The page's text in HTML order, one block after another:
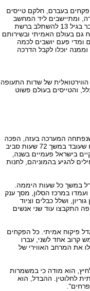
ופקחים בעברם, חלקם טייסים
ומתיישבים ליד המחשב
למשמרת פיקוח וירטואלית. חלק מהחברים מתחיל כבר בגיל 13 להשתלב ברשת
גם בעולם האמיתי ובשירותם
ומדי פעם יושבים לכמה
יוכלו לקבל הדרכה
של שדות התעופה
והטייסים בעולם פשוט
המערכה בעזה, הפכה
דירה צנועה ביישוב אזור הסמוך לחולון - למגדל פיקוח שעובד במשך 72 שעות סביב
בישראל פעמיים בשנה,
להגיע בהמוניהם, לחנות
במשך כל שעות היממה.
במרכז הסלון, מסך ענק
ושלל כבלים וציוד
התקבצו עוד שני אנשים
פיקוח אמיתי. כל הפקחים
קרוב אחד לשני, עברו
את המרחב האווירי של
הוא מודה כי במשמרות
לחלוטין. ההבדל, הוא